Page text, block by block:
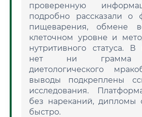
проверенную
подробно рассказали о
пищеварения, обмене
клеточном уровне и
нутритивного статуса. В
нет ни грамма
диетологического
выводы подкреплены
исследования.
без нареканий, дипломы
быстро.